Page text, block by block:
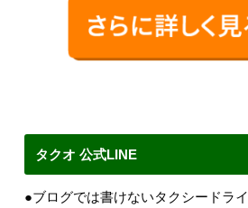
タクオ 公式LINE
●ブログでは書けないタクシードラ